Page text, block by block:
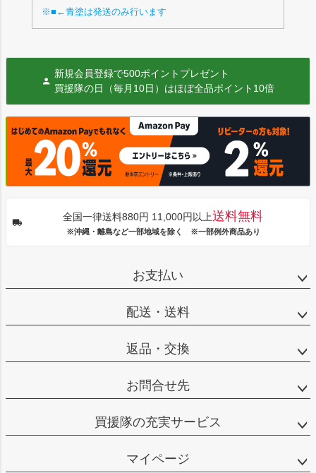
※■←青塗は発送のみ行います
新規会員登録で500ポイントプレゼント
買援隊の日（毎月10日）はほぼ全品ポイント10倍
全国一律送料880円 11,000円以上送料無料
※沖縄・離島など一部地域を除く ※一部例外商品あり
お支払い
配送・送料
返品・交換
お問合せ先
買援隊の充実サービス
マイページ